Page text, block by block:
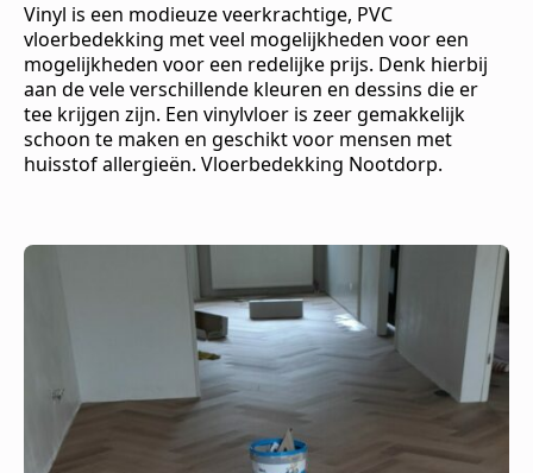
Vinyl is een modieuze veerkrachtige, PVC
vloerbedekking met veel mogelijkheden voor een
mogelijkheden voor een redelijke prijs. Denk hierbij
aan de vele verschillende kleuren en dessins die er
tee krijgen zijn. Een vinylvloer is zeer gemakkelijk
schoon te maken en geschikt voor mensen met
huisstof allergieën. Vloerbedekking Nootdorp.